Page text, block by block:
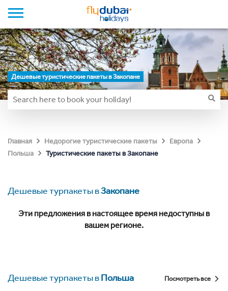
Дешевые туристические пакеты в Закопане
Главная Недорогие туристические пакеты
Европа
Польша
Туристические пакеты в Закопане
Дешевые турпакеты вЗакопане
Эти предложения в настоящее время недоступны в
вашем регионе.
Дешевые турпакеты вПольша Посмотреть все